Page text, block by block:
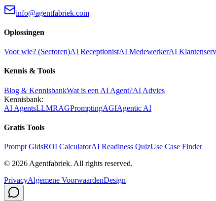
info@agentfabriek.com
Oplossingen
Voor wie? (Sectoren)AI ReceptionistAI MedewerkerAI
Kennis & Tools
Blog & KennisbankWat is een AI Agent?AI Advies
Kennisbank:
AI AgentsLLMRAGPromptingAGIAgentic AI
Gratis Tools
Prompt GidsROI CalculatorAI Readiness QuizUse Case Finder
© 2026 Agentfabriek. All rights reserved.
PrivacyAlgemene VoorwaardenDesign